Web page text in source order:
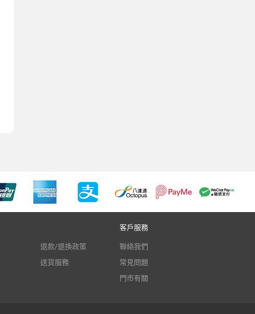
退款/退換政策
送貨服務
客戶服務
聯絡我們
常見問題
門市有關